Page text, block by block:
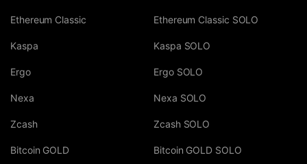
Ethereum Classic
Kaspa
Ergo
Nexa
Zcash
Bitcoin GOLD
Ethereum Classic SOLO
Kaspa SOLO
Ergo SOLO
Nexa SOLO
Zcash SOLO
Bitcoin GOLD SOLO